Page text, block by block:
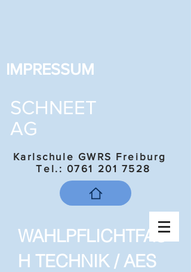
IMPRESSUM
SCHNEET
AG
Karlschule GWRS Freiburg
Tel.: 0761 201 7528
WAHLPFLICHTFAC
H TECHNIK / AES